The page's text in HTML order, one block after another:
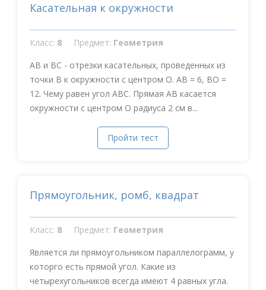
Касательная к окружности
Класс: 8 Предмет: Геометрия
АВ и ВС - отрезки касательных, проведенных из
точки В к окружности с центром О. АВ = 6, ВО =
12. Чему равен угол АВС. Прямая АВ касается
окружности с центром О радиуса 2 см в...
Пройти тест
Прямоугольник, ромб, квадрат
Класс: 8 Предмет: Геометрия
Является ли прямоугольником параллелограмм, у
которго есть прямой угол. Какие из
четырехугольников всегда имеют 4 равных угла.